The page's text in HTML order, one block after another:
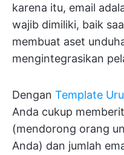
karena itu, email
wajib dimiliki, baik
membuat aset
mengintegrasikan
Dengan Template
Anda cukup
(mendorong orang
Anda) dan jumlah